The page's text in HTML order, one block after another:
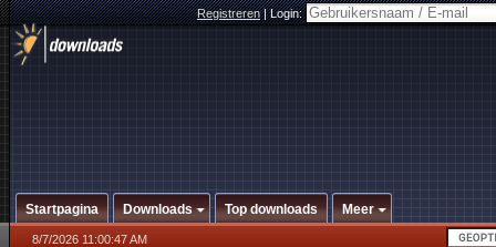
Registreren|Login:
Startpagina Downloads Top downloads Meer
8/7/2026 11:00:47 AM